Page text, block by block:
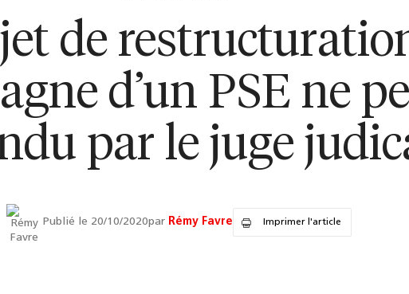
de
d’un PSE ne
par le juge
Publié le 20/10/2020par Rémy Favre Imprimer l'article